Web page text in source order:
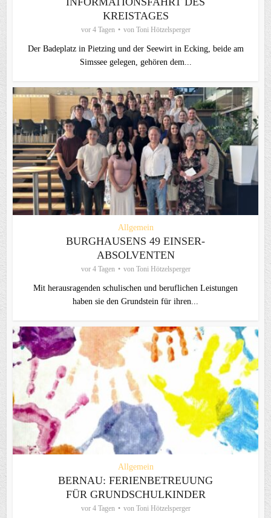
KREISTAGES
vor 4 Tagen von Toni Hötzelsperger
Der Badeplatz in Pietzing und der Seewirt in Ecking, beide am
Simssee gelegen, gehören dem...
Allgemein
BURGHAUSENS 49 EINSER-
ABSOLVENTEN
vor 4 Tagen von Toni Hötzelsperger
Mit herausragenden schulischen und beruflichen Leistungen
haben sie den Grundstein für ihren...
Allgemein
BERNAU: FERIENBETREUUNG
FÜR GRUNDSCHULKINDER
vor 4 Tagen von Toni Hötzelsperger